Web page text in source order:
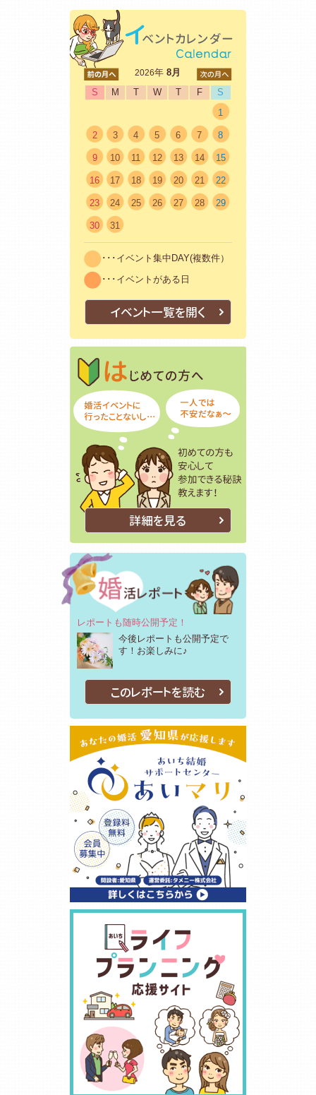
2026年8月
S
M T W T F
S
1
2 3 4 5 6 7 8
9 10 11 12 13 14 15
16 17 18 19 20 21 22
23 24 25 26 27 28 29
30 31
･･･イベント集中DAY(複数件）
･･･イベントがある日
イベント一覧を開く
はじめての方
詳細を見る
レポートも随時公開予定！
今後レポートも公開予定で
す！お楽しみに♪
このレポートを読む